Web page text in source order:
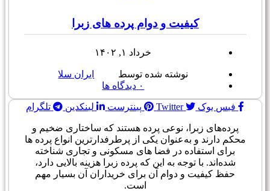
کیفیت و دوام پرده های زبرا
خرداد ۱, ۱۴۰۲
نوشته شده توسط
ایران سلا
۰ دیدگاه ها
فیس بوک Twitter پینترست لینکدین تلگرام
پرده‌های زبرا، نوعی پرده هستند که ساختاری ضخیم و
محکم دارند و به‌عنوان یکی از پرطرفدارترین انواع پرده ها
برای استفاده در فضا های مسکونی و تجاری شناخته
شده‌اند. با توجه به این که پرده زبرا هزینه بالایی دارد،
حفظ کیفیت و دوام آن برای خریداران آن بسیار مهم
است.